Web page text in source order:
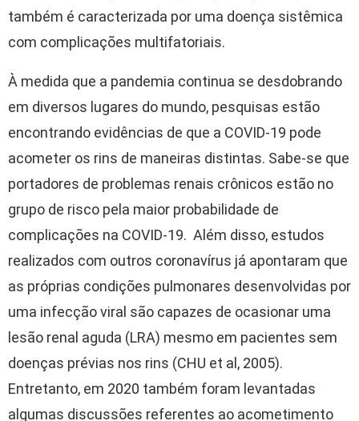
também é caracterizada por uma doença sistêmica
com complicações multifatoriais.
À medida que a pandemia continua se desdobrando
em diversos lugares do mundo, pesquisas estão
encontrando evidências de que a COVID-19 pode
acometer os rins de maneiras distintas. Sabe-se que
portadores de problemas renais crônicos estão no
grupo de risco pela maior probabilidade de
complicações na COVID-19. Além disso, estudos
realizados com outros coronavírus já apontaram que
as próprias condições pulmonares desenvolvidas por
uma infecção viral são capazes de ocasionar uma
lesão renal aguda (LRA) mesmo em pacientes sem
doenças prévias nos rins (CHU et al, 2005).
Entretanto, em 2020 também foram levantadas
algumas discussões referentes ao acometimento